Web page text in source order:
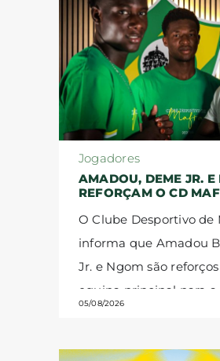
Jogadores
AMADOU, DEME JR. E
REFORÇAM O CD
O Clube Desportivo de
informa que Amadou
Jr. e Ngom são
equipa principal para a
05/08/2026